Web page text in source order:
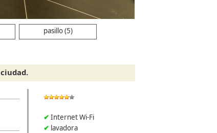
pasillo (5)
Internet Wi-Fi
lavadora